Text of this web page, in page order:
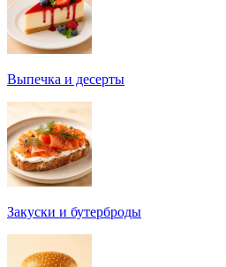
Выпечка и десерты
Закуски и бутерброды